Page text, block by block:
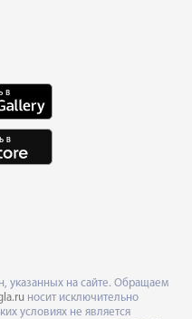
указанных на сайте. Обращаем
носит исключительно
условиях не является